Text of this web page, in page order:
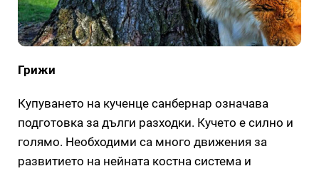
Грижи
Купуването на кученце санбернар означава
подготовка за дълги разходки. Кучето е силно и
голямо. Необходими са много движения за
развитието на нейната костна система и